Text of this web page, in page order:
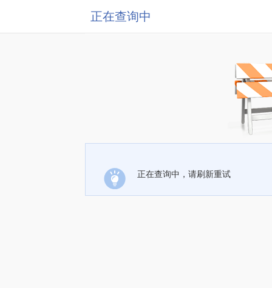
正在查询中
正在查询中，请刷新重试